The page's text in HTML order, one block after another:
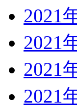
2021
2021
2021
2021